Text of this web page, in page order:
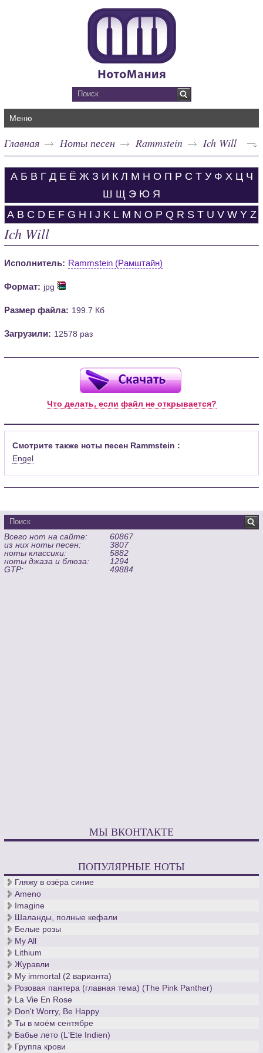
Меню
Главная Ноты песен Rammstein Ich Will
А Б В Г Д Е Ё Ж З И К Л М Н О П Р С Т У Ф Х Ц Ч
Ш Щ Э Ю Я
A B C D E F G H I J K L M N O P Q R S T U V W Y Z
Ich Will
Исполнитель: Rammstein (Рамштайн)
Формат: jpg
Размер файла: 199.7 Кб
Загрузили: 12578 раз
Что делать, если файл не открывается?
Смотрите также ноты песен Rammstein :
Engel
Всего нот на сайте:
60867
из них ноты песен:
3807
ноты классики:
5882
ноты джаза и блюза:
1294
GTP:
49884
МЫ ВКОНТАКТЕ
ПОПУЛЯРНЫЕ НОТЫ
Гляжу в озёра синие
Ameno
Imagine
Шаланды, полные кефали
Белые розы
My All
Lithium
Журавли
My immortal (2 варианта)
Розовая пантера (главная тема) (The Pink Panther)
La Vie En Rose
Don't Worry, Be Happy
Ты в моём сентябре
Бабье лето (L'Ete Indien)
Группа крови